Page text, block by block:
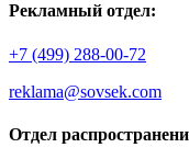
Рекламный отдел:
+7 (499) 288-00-72
reklama@sovsek.com
Отдел